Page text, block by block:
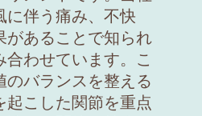
に伴う痛み、不快
があることで知られ
わせています。こ
バランスを整える
起こした関節を重点